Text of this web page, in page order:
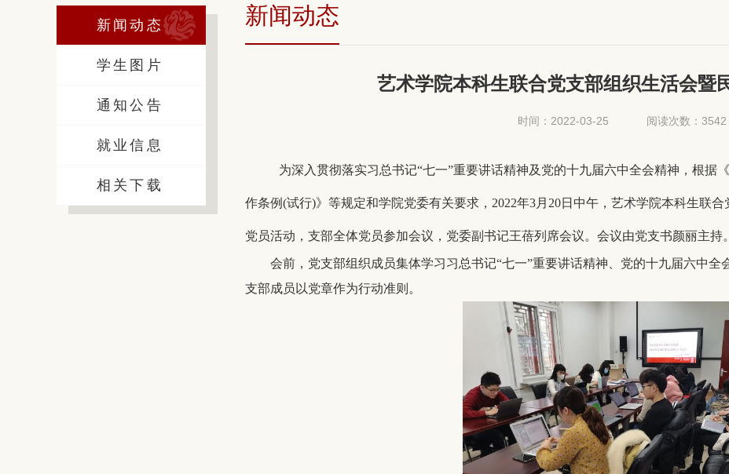
新闻动态
学生图片
通知公告
就业信息
相关下载
新闻动态
艺术学院本科生联合党支部组织生活会暨
时间：2022-03-25 阅读次数： 3542
为深入贯彻落实习总书记“七一”重要讲话精神及党的十九届六中全会精神，根据
作条例(试行)》等规定和学院党委有关要求，2022年3月20日中午，艺术学院本科生联
党员活动，支部全体党员参加会议，党委副书记王蓓列席会议。会议由党支书颜丽主持。
会前，党支部组织成员集体学习习总书记“七一”重要讲话精神、党的十九届六中
支部成员以党章作为行动准则。